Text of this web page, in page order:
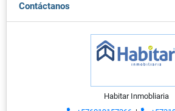
Contáctanos
Habitar Inmobliaria